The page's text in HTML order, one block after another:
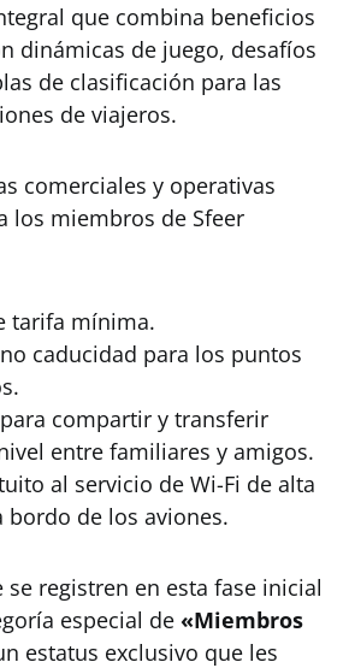
que combina beneficios
dinámicas de juego, desafíos
de clasificación para las
de viajeros.
comerciales y operativas
los miembros de Sfeer
tarifa mínima.
caducidad para los puntos
compartir y transferir
entre familiares y amigos.
al servicio de Wi-Fi de alta
bordo de los aviones.
se registren en esta fase inicial
especial de «Miembros
estatus exclusivo que les